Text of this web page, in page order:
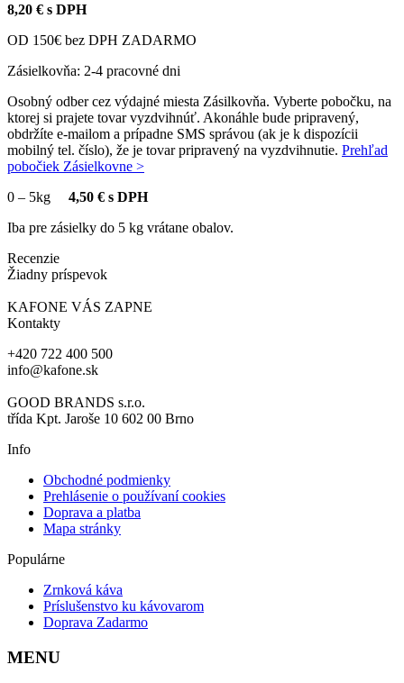
8,20 € s DPH
OD 150€ bez DPH ZADARMO
Zásielkovňa: 2-4 pracovné dni
Osobný odber cez výdajné miesta Zásilkovňa. Vyberte pobočku, na
ktorej si prajete tovar vyzdvihnúť. Akonáhle bude pripravený,
obdržíte e-mailom a prípadne SMS správou (ak je k dispozícii
mobilný tel. číslo), že je tovar pripravený na vyzdvihnutie. Prehľad
pobočiek Zásielkovne >
0 – 5kg 4,50 € s DPH
Iba pre zásielky do 5 kg vrátane obalov.
Recenzie
Žiadny príspevok
KAFONE VÁS ZAPNE
Kontakty
+420 722 400 500
info@kafone.sk
GOOD BRANDS s.r.o.
třída Kpt. Jaroše 10 602 00 Brno
Info
Obchodné podmienky
Prehlásenie o používaní cookies
Doprava a platba
Mapa stránky
Populárne
Zrnková káva
Príslušenstvo ku kávovarom
Doprava Zadarmo
MENU